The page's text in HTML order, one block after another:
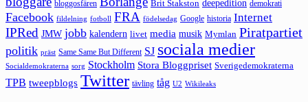
bloggosfären Brit Stakston deepedition demokrati
Facebook fildelning fotboll FRA födelsedag Google historia Internet
IPRed JMW jobb kalendern livet media musik Mymlan Piratpartiet
politik präst Same Same But Different SJ sociala medier
Socialdemokraterna sorg Stockholm Stora Bloggpriset Sverigedemokraterna
TPB tweepblogs Twitter tävling tåg U2 Wikileaks